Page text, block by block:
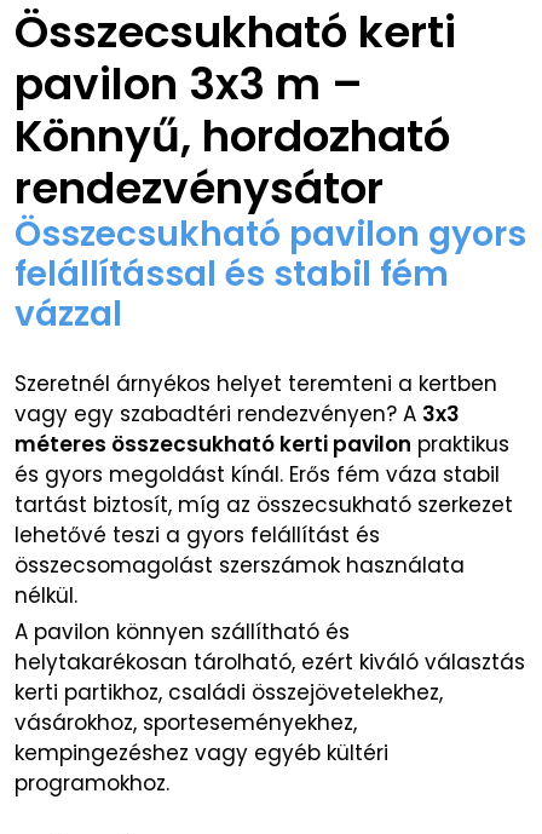
Összecsukható kerti
pavilon 3x3 m –
Könnyű, hordozható
rendezvénysátor
Összecsukható pavilon gyors
felállítással és stabil fém
vázzal
Szeretnél árnyékos helyet teremteni a kertben
vagy egy szabadtéri rendezvényen? A 3x3
méteres összecsukható kerti pavilon praktikus
és gyors megoldást kínál. Erős fém váza stabil
tartást biztosít, míg az összecsukható szerkezet
lehetővé teszi a gyors felállítást és
összecsomagolást szerszámok használata
nélkül.
A pavilon könnyen szállítható és
helytakarékosan tárolható, ezért kiváló választás
kerti partikhoz, családi összejövetelekhez,
vásárokhoz, sporteseményekhez,
kempingezéshez vagy egyéb kültéri
programokhoz.